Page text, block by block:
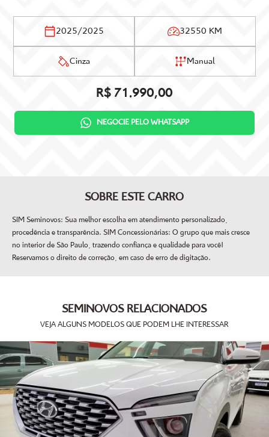
2025/2025 32550 KM
Cinza Manual
R$ 71.990,00
NEGOCIE PELO WHATSAPP
SOBRE ESTE CARRO
SIM Seminovos: Sua melhor escolha em atendimento personalizado,
procedência e transparência. SIM Concessionárias: O grupo que mais cresce
no interior de São Paulo, trazendo confiança e qualidade para você!
Reservamos o direito de correção, em caso de erro de digitação.
SEMINOVOS RELACIONADOS
VEJA ALGUNS MODELOS QUE PODEM LHE INTERESSAR